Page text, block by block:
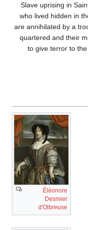
Slave uprising in
who lived hidden in
are annihilated by a
quartered and their
to give terror to
Éléonore
Desmier
d'Olbreuse